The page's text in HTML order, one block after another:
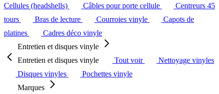
Cellules (headshells)
Câbles pour porte cellule
Centreurs 45
tours
Bras de lecture Courroies vinyle
Capots de
platines
Cadres déco vinyle
Entretien et disques vinyle
Entretien et disques vinyle
Tout voir
Nettoyage vinyles
Disques vinyles
Pochettes vinyle
Marques